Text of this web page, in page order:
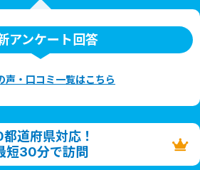
アンケート回答
声・口コミ一覧はこちら
道府県対応！
短30分で訪問